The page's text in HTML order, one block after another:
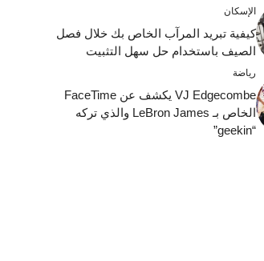
الإسكان
كيفية تبريد المرآب الخاص بك خلال فصل
الصيف باستخدام حل سهل التثبيت
رياضة
VJ Edgecombe يكشف عن FaceTime
الخاص بـ LeBron James والذي تركه
“geekin”